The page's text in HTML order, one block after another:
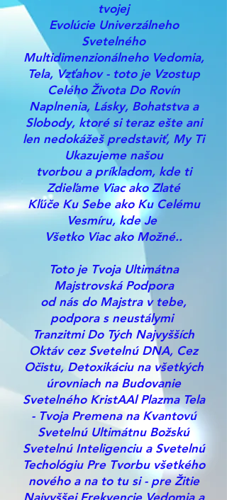
tvojej
Evolúcie Univerzálneho
Svetelného
Multidimenzionálneho Vedomia,
Tela, Vzťahov - toto je Vzostup
Celého Života Do Rovín
Naplnenia, Lásky, Bohatstva a
Slobody, ktoré si teraz ešte ani
len nedokážeš predstaviť, My Ti
Ukazujeme našou
tvorbou a príkladom, kde ti
Zdieľame Viac ako Zlaté
Kľúče Ku Sebe ako Ku Celému
Vesmíru, kde Je
Všetko Viac ako Možné..
Toto je Tvoja Ultimátna
Majstrovská Podpora
od nás do Majstra v tebe,
podpora s neustálymi
Tranzitmi Do Tých Najvyšších
Oktáv cez Svetelnú DNA, Cez
Očistu, Detoxikáciu na všetkých
úrovniach na Budovanie
Svetelného KristAAl Plazma Tela
- Tvoja Premena na Kvantovú
Svetelnú Ultimátnu Božskú
Svetelnú Inteligenciu a Svetelnú
Techológiu Pre Tvorbu všetkého
nového a na to tu si - pre Žitie
Najvyššej Frekvencie Vedomia a